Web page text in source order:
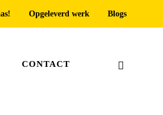
Opgeleverd werk Blogs
CONTACT